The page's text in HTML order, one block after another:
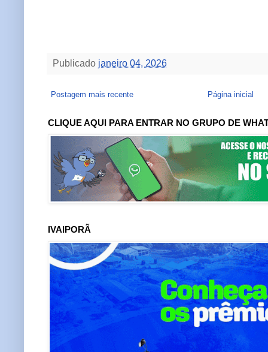
Publicado janeiro 04, 2026
Postagem mais recente Página inicial
CLIQUE AQUI PARA ENTRAR NO GRUPO DE
IVAIPORÃ